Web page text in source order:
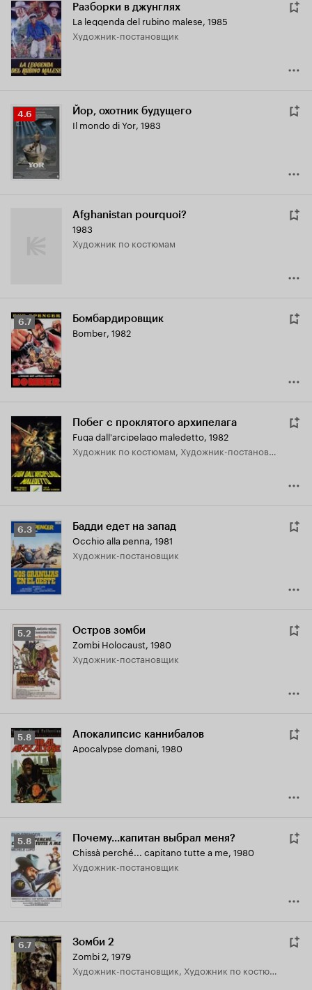
Разборки в джунглях
La leggenda del rubino malese, 1985
Художник-постановщик
Рейтинг
Кинопоиска
4.6
4.6 Йор, охотник будущего
Il mondo di Yor, 1983
Afghanistan pourquoi?
1983
Художник по костюмам
Рейтинг
Кинопоиска
6.7
6.7 Бомбардировщик
Bomber, 1982
Побег с проклятого архипелага
Fuga dall'arcipelago maledetto, 1982
Художник по костюмам, Художник-постановщик
Рейтинг
Кинопоиска
6.3
6.3 Бадди едет на запад
Occhio alla penna, 1981
Художник-постановщик
Рейтинг
Кинопоиска
5.2
5.2 Остров зомби
Zombi Holocaust, 1980
Художник-постановщик
Рейтинг
Кинопоиска
5.8
5.8 Апокалипсис каннибалов
Apocalypse domani, 1980
Рейтинг
Кинопоиска
5.8
5.8 Почему...капитан выбрал меня?
Chissà perché... capitano tutte a me, 1980
Художник-постановщик
Рейтинг
Кинопоиска
6.7
6.7 Зомби 2
Zombi 2, 1979
Художник-постановщик, Художник по костюмам